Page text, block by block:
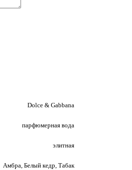
Dolce & Gabbana
парфюмерная вода
элитная
Амбра, Белый кедр, Табак